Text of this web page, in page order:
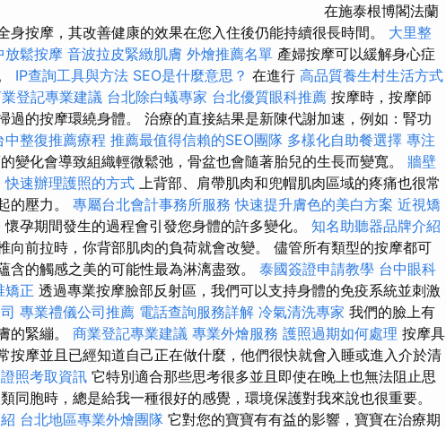
在施泰根博閣法蘭
身按摩，其改善健康的效果在您入住後仍能持續很長時間。 大里整
放鬆按摩 音波拉皮緊緻肌膚 外燴推薦名單 產婦按摩可以緩解身心症
IP查詢工具與方法 SEO是什麼意思？ 在進行 高品質養生村生活方式
登記專業建議 台北除白蟻專家 台北優質眼科推薦 按摩時，按摩師
過的按摩環繞身體。 治療的直接結果是新陳代謝加速，例如：腎功
中整復推薦療程 推薦最值得信賴的SEO團隊 多樣化自助餐選擇 專注
變化會導致組織輕微鬆弛，骨盆也會隨著胎兒的生長而變寬。 牆壁
快速辦理護照的方式 上背部、肩帶肌肉和兜帽肌肉區域的疼痛也很常
的壓力。 專屬台北會計事務所服務 快速提升膚色的美白方案 近視矯
懷孕期間發生的過程會引發您身體的許多變化。 知名助聽器品牌介紹
向前拉時，你背部肌肉的負荷就會改變。 儘管所有類型的按摩都可
含的觸感之美的可能性最為淋漓盡致。 泰國簽證申請教學 台中眼科
矯正 透過專業按摩臉部反射區，我們可以支持身體的免疫系統並刺激
專業禮儀公司推薦 電話查詢服務詳解 冷氣清洗專家 我們的臉上有
的緊繃。 商業登記專業建議 專業外燴服務 護照過期如何處理 按摩具
按摩並且已經知道自己正在做什麼，他們很快就會入睡或進入介於清
照考取資訊 它特別適合那些思考很多並且即使在晚上也無法阻止思
同胞時，總是給我一種很好的感覺，環境保護對我來說也很重要。
台北地區專業外燴團隊 它對您的寶寶有有益的影響，寶寶在治療期